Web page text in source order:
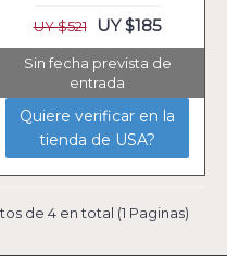
UY $521 UY $185
Sin fecha prevista de
entrada
Quiere verificar en la
tienda de USA?
de 4 en total (1 Paginas)